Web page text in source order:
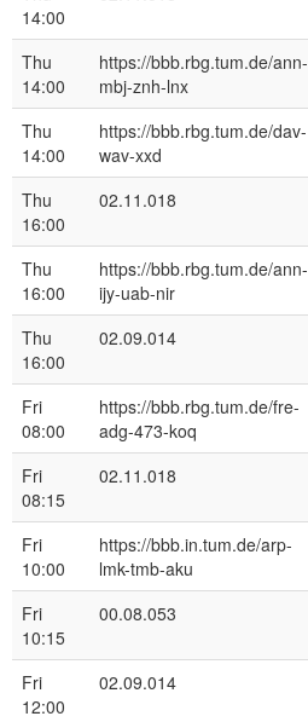
14:00
Thu
14:00
https://bbb.rbg.tum.de/ann-
mbj-znh-lnx
Thu
14:00
https://bbb.rbg.tum.de/dav-
wav-xxd
Thu
16:00
02.11.018
Thu
16:00
https://bbb.rbg.tum.de/ann-
ijy-uab-nir
Thu
16:00
02.09.014
Fri
08:00
https://bbb.rbg.tum.de/fre-
adg-473-koq
Fri
08:15
02.11.018
Fri
10:00
https://bbb.in.tum.de/arp-
lmk-tmb-aku
Fri
10:15
00.08.053
Fri
12:00
02.09.014